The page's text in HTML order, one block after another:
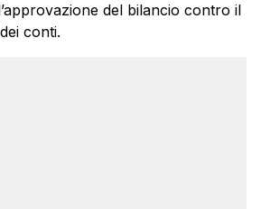
del bilancio contro il
conti.